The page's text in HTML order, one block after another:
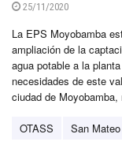
25/11/2020
La EPS Moyobamba
ampliación de la
agua potable a la
necesidades de este
ciudad de
OTASS San Mateo